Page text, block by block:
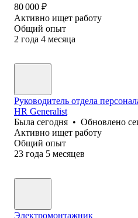
80 000 ₽
Активно ищет работу
Общий опыт
2 года 4 месяца
Руководитель отдела
HR Generalist
Была сегодня • Обновлено
Активно ищет работу
Общий опыт
23 года 5 месяцев
Электромонтажник